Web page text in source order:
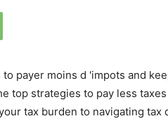
payer moins d 'impots and
top strategies to pay less
tax burden to navigating